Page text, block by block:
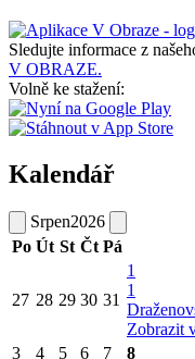
Sledujte informace z
V OBRAZE.
Volně ke stažení:
Kalendář
Srpen2026
Po Út St Čt Pá
27 28 29 30 31
1
1
Zobrazit
3 4 5 6 7 8